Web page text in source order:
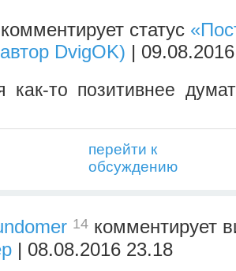
комментирует статус
DvigOK) |
как-то позитивнее
перейти к
обсуждению
14 комментирует
| 08.08.2016 23.18